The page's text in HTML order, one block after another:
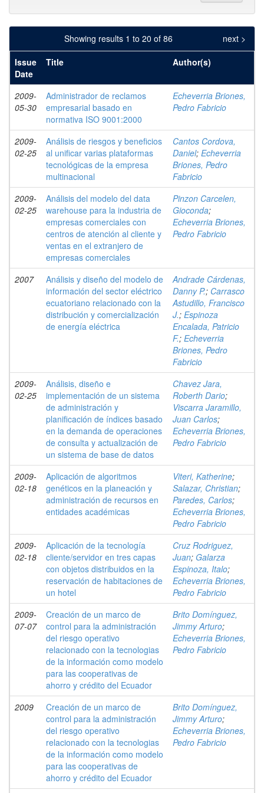
Showing results 1 to 20 of 86
next >
Issue
Date
Title Author(s)
2009-
05-30
Administrador de reclamos
empresarial basado en
normativa ISO 9001:2000
Echeverria Briones,
Pedro Fabricio
2009-
02-25
Análisis de riesgos y beneficios
al unificar varias plataformas
tecnológicas de la empresa
multinacional
Cantos Cordova,
Daniel; Echeverria
Briones, Pedro
Fabricio
2009-
02-25
Análisis del modelo del data
warehouse para la industria de
empresas comerciales con
centros de atención al cliente y
ventas en el extranjero de
empresas comerciales
Pinzon Carcelen,
Gioconda;
Echeverria Briones,
Pedro Fabricio
2007
Análisis y diseño del modelo de
información del sector eléctrico
ecuatoriano relacionado con la
distribución y comercialización
de energía eléctrica
Andrade Cárdenas,
Danny P.; Carrasco
Astudillo, Francisco
J.; Espinoza
Encalada, Patricio
F.; Echeverria
Briones, Pedro
Fabricio
2009-
02-25
Análisis, diseño e
implementación de un sistema
de administración y
planificación de índices basado
en la demanda de operaciones
de consulta y actualización de
un sistema de base de datos
Chavez Jara,
Roberth Dario;
Viscarra Jaramillo,
Juan Carlos;
Echeverria Briones,
Pedro Fabricio
2009-
02-18
Aplicación de algoritmos
genéticos en la planeación y
administración de recursos en
entidades académicas
Viteri, Katherine;
Salazar, Christian;
Paredes, Carlos;
Echeverria Briones,
Pedro Fabricio
2009-
02-18
Aplicación de la tecnología
cliente/servidor en tres capas
con objetos distribuidos en la
reservación de habitaciones de
un hotel
Cruz Rodriguez,
Juan; Galarza
Espinoza, Italo;
Echeverria Briones,
Pedro Fabricio
2009-
07-07
Creación de un marco de
control para la administración
del riesgo operativo
relacionado con la tecnologias
de la información como modelo
para las cooperativas de
ahorro y crédito del Ecuador
Brito Domínguez,
Jimmy Arturo;
Echeverria Briones,
Pedro Fabricio
2009
Creación de un marco de
control para la administración
del riesgo operativo
relacionado con la tecnologias
de la información como modelo
para las cooperativas de
ahorro y crédito del Ecuador
Brito Domínguez,
Jimmy Arturo;
Echeverria Briones,
Pedro Fabricio